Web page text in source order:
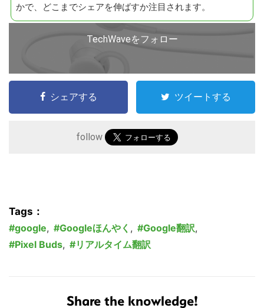
かで、どこまでシェアを伸ばすか注目されます。
TechWaveをフォロー
シェアする ツイートする
follow
Tags：
google, Googleほんやく , Google翻訳,
Pixel Buds, リアルタイム翻訳
Share the knowledge!